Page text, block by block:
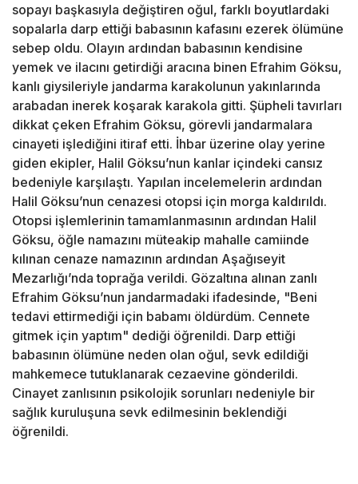
sopayı başkasıyla değiştiren oğul, farklı boyutlardaki
sopalarla darp ettiği babasının kafasını ezerek ölümüne
sebep oldu. Olayın ardından babasının kendisine
yemek ve ilacını getirdiği aracına binen Efrahim Göksu,
kanlı giysileriyle jandarma karakolunun yakınlarında
arabadan inerek koşarak karakola gitti. Şüpheli tavırları
dikkat çeken Efrahim Göksu, görevli jandarmalara
cinayeti işlediğini itiraf etti. İhbar üzerine olay yerine
giden ekipler, Halil Göksu’nun kanlar içindeki cansız
bedeniyle karşılaştı. Yapılan incelemelerin ardından
Halil Göksu’nun cenazesi otopsi için morga kaldırıldı.
Otopsi işlemlerinin tamamlanmasının ardından Halil
Göksu, öğle namazını müteakip mahalle camiinde
kılınan cenaze namazının ardından Aşağıseyit
Mezarlığı’nda toprağa verildi. Gözaltına alınan zanlı
Efrahim Göksu’nun jandarmadaki ifadesinde, "Beni
tedavi ettirmediği için babamı öldürdüm. Cennete
gitmek için yaptım" dediği öğrenildi. Darp ettiği
babasının ölümüne neden olan oğul, sevk edildiği
mahkemece tutuklanarak cezaevine gönderildi.
Cinayet zanlısının psikolojik sorunları nedeniyle bir
sağlık kuruluşuna sevk edilmesinin beklendiği
öğrenildi.